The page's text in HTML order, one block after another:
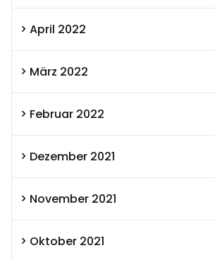
April 2022
März 2022
Februar 2022
Dezember 2021
November 2021
Oktober 2021